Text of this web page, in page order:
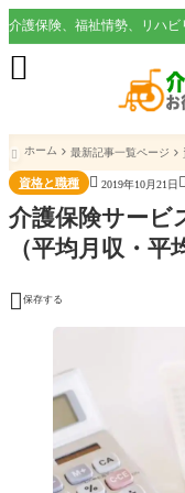

 ホーム 最新記事一覧ページ
資格と職種  2019年10月21日 
介護保険サービ
（平均月収・平
 保存する